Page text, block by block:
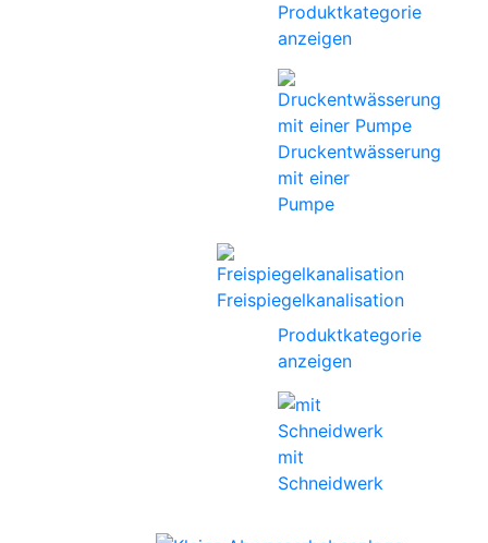
Produktkategorie
anzeigen
Druckentwässerung
mit einer
Pumpe
Freispiegelkanalisation
Produktkategorie
anzeigen
mit
Schneidwerk